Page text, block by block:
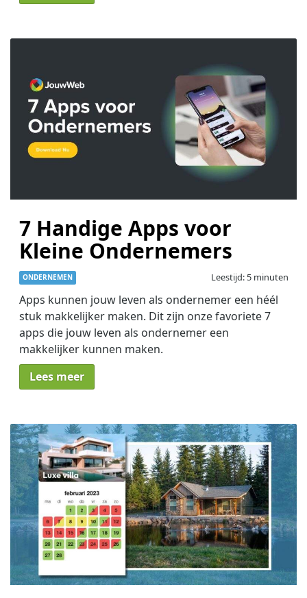
7 Handige Apps voor
Kleine Ondernemers
ONDERNEMEN Leestijd: 5 minuten
Apps kunnen jouw leven als ondernemer een héél
stuk makkelijker maken. Dit zijn onze favoriete 7
apps die jouw leven als ondernemer een
makkelijker kunnen maken.
Lees meer